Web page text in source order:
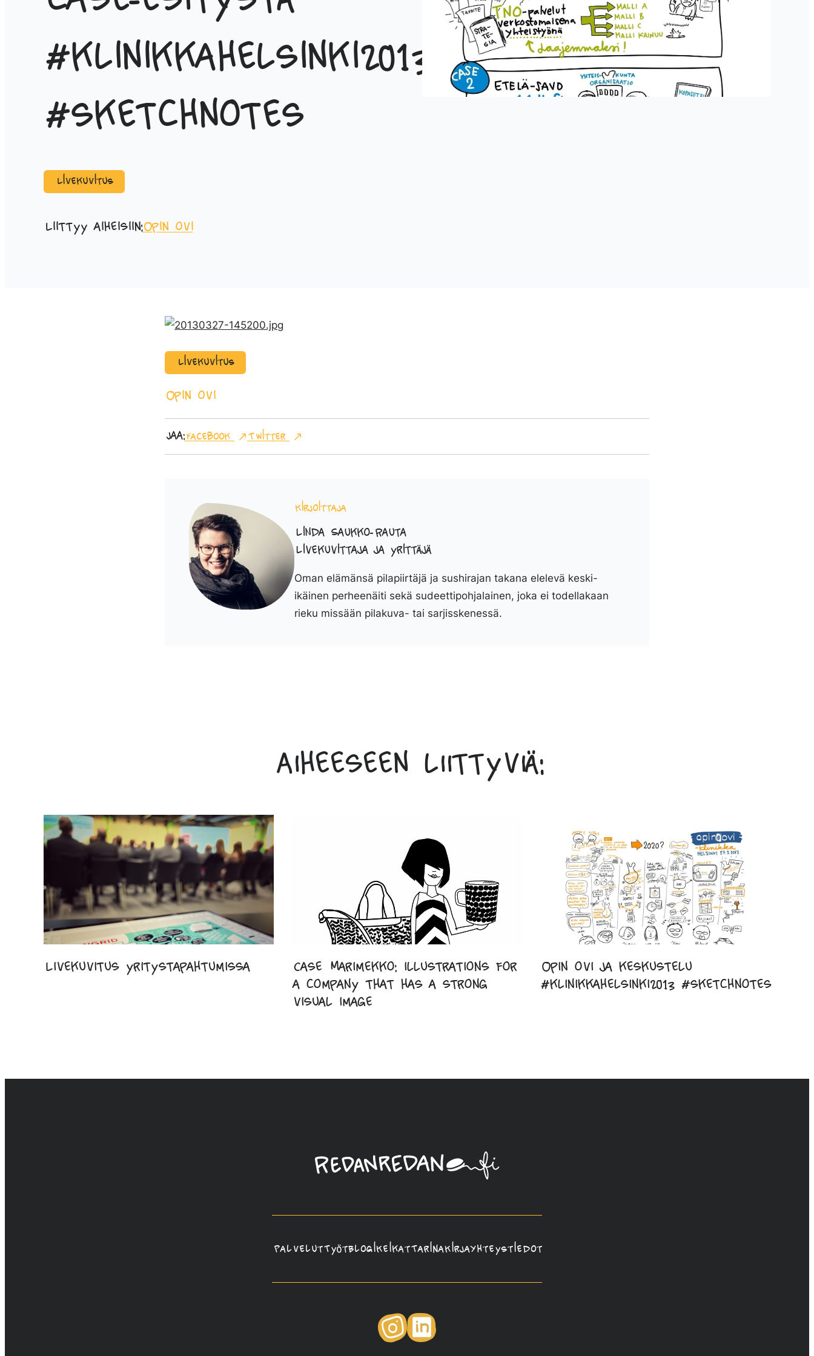
#klinikkahelsinki2013
#sketchnotes
Livekuvitus
Liittyy aiheisiin:Opin ovi
Livekuvitus
Opin ovi
Jaa:Facebook Twitter
Kirjoittaja
Linda Saukko-Rauta
Livekuvittaja ja yrittäjä
Oman elämänsä pilapiirtäjä ja sushirajan takana elelevä keski-
ikäinen perheenäiti sekä sudeettipohjalainen, joka ei todellakaan
rieku missään pilakuva- tai sarjisskenessä.
Aiheeseen liittyviä:
Livekuvitus yritystapahtumissa
Case Marimekko: illustrations for
a company that has a strong
visual image
Opin ovi ja keskustelu
#klinikkahelsinki2013 #sketchnotes
Linda
Saukko-
PalvelutTyötBlogiKeikatTarinaKirjaYhteystiedot
Instagram